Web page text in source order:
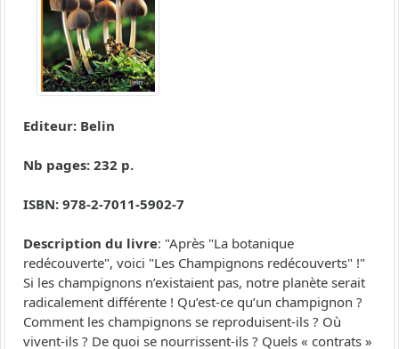
Editeur: Belin
Nb pages: 232 p.
ISBN: 978-2-7011-5902-7
Description du livre: "Après "La botanique
redécouverte", voici "Les Champignons redécouverts" !"
Si les champignons n’existaient pas, notre planète serait
radicalement différente ! Qu’est-ce qu’un champignon ?
Comment les champignons se reproduisent-ils ? Où
vivent-ils ? De quoi se nourrissent-ils ? Quels « contrats »